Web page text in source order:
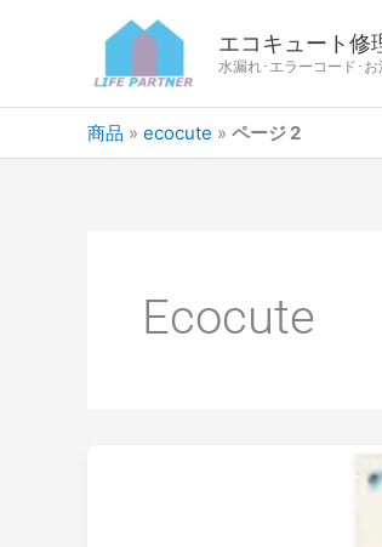
エコキュート修
水漏れ･エラーコード･
商品 » ecocute » ページ 2
Ecocute